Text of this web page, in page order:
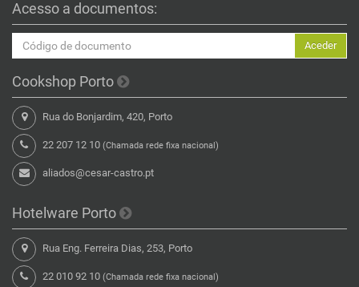
Acesso a documentos:
Aceder
Cookshop Porto
Rua do Bonjardim, 420, Porto
22 207 12 10 (Chamada rede fixa nacional)
aliados@cesar-castro.pt
Hotelware Porto
Rua Eng. Ferreira Dias, 253, Porto
22 010 92 10 (Chamada rede fixa nacional)